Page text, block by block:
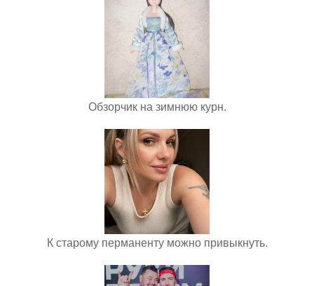
Обзорчик на зимнюю курн.
К старому перманенту можно привыкнуть.